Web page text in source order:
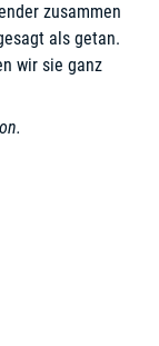
zusammen
als getan.
wir sie ganz